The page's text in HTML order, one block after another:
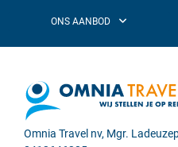
Omnia Travel nv, Mgr.